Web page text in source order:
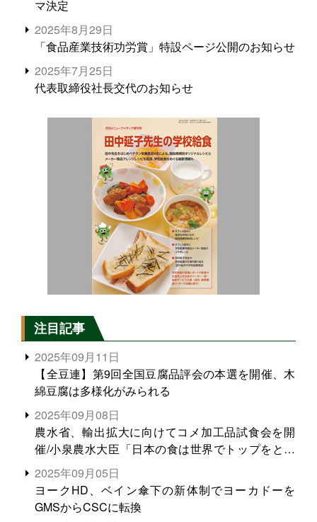
マ決定
2025年8月29日
「食品産業技術功労賞」特設ページ公開のお知らせ
2025年7月25日
代表取締役社長交代のお知らせ
注目記事
2025年09月11日
【全豆連】第9回全国豆腐品評会の本選を開催、木
綿豆腐は多様化がみられる
2025年09月08日
農水省、輸出拡大に向けてコメ加工品試食会を開
催/小泉農水大臣「日本の食は世界でトップをとれ
る。米増産に向けて、米輸出需要の拡大を」
2025年09月05日
ヨークHD、ベイン傘下の新体制でヨーカドーを
GMSからCSCに転換